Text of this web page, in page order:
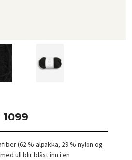
1099
(62 % alpakka, 29 % nylon og
ull blir blåst inn i en